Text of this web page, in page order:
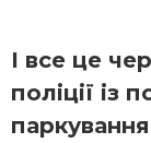
І все це
поліції із